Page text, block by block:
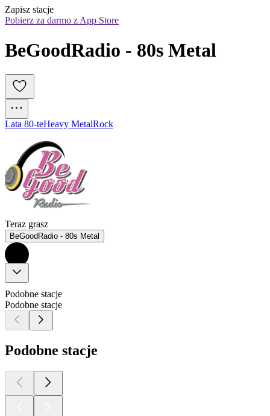
Zapisz stacje
Pobierz za darmo z App Store
BeGoodRadio - 80s Metal
Lata 80-teHeavy MetalRock
Teraz grasz
BeGoodRadio - 80s Metal
Podobne stacje
Podobne stacje
Podobne stacje